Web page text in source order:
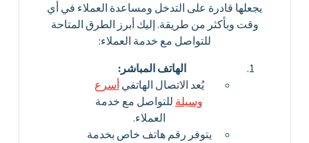
يجعلها قادرة على التدخل ومساعدة العملاء في أي
وقت وبأكثر من طريقة. إليك أبرز الطرق المتاحة
للتواصل مع خدمة العملاء:
الهاتف المباشر:
يُعد الاتصال الهاتفي أسرع
وسيلةللتواصل مع خدمة
العملاء.
يتوفر رقم هاتف خاص بخدمة